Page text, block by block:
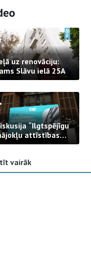
uz renovāciju:
Slāvu ielā 25A
“Ilgtspējīgu
attīstības
vairāk